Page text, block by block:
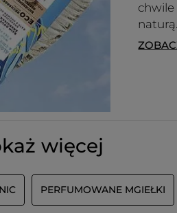
naturą.
więcej
PERFUMOWANE MGIEŁKI